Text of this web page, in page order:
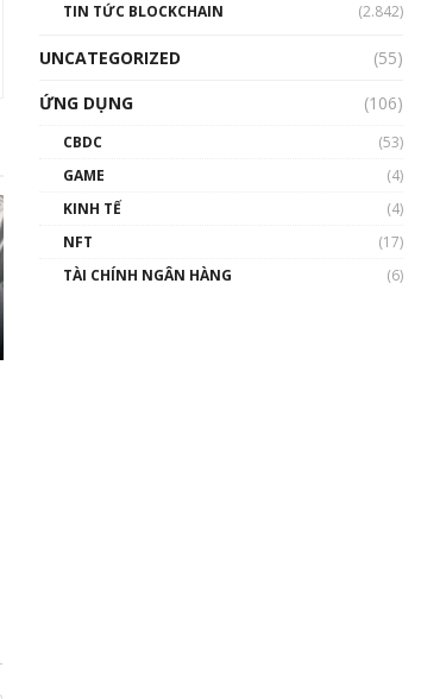
TIN TỨC BLOCKCHAIN
(2.842)
UNCATEGORIZED
(55)
ỨNG DỤNG
(106)
CBDC
(53)
GAME
(4)
KINH TẾ
(4)
NFT
(17)
TÀI CHÍNH NGÂN HÀNG
(6)